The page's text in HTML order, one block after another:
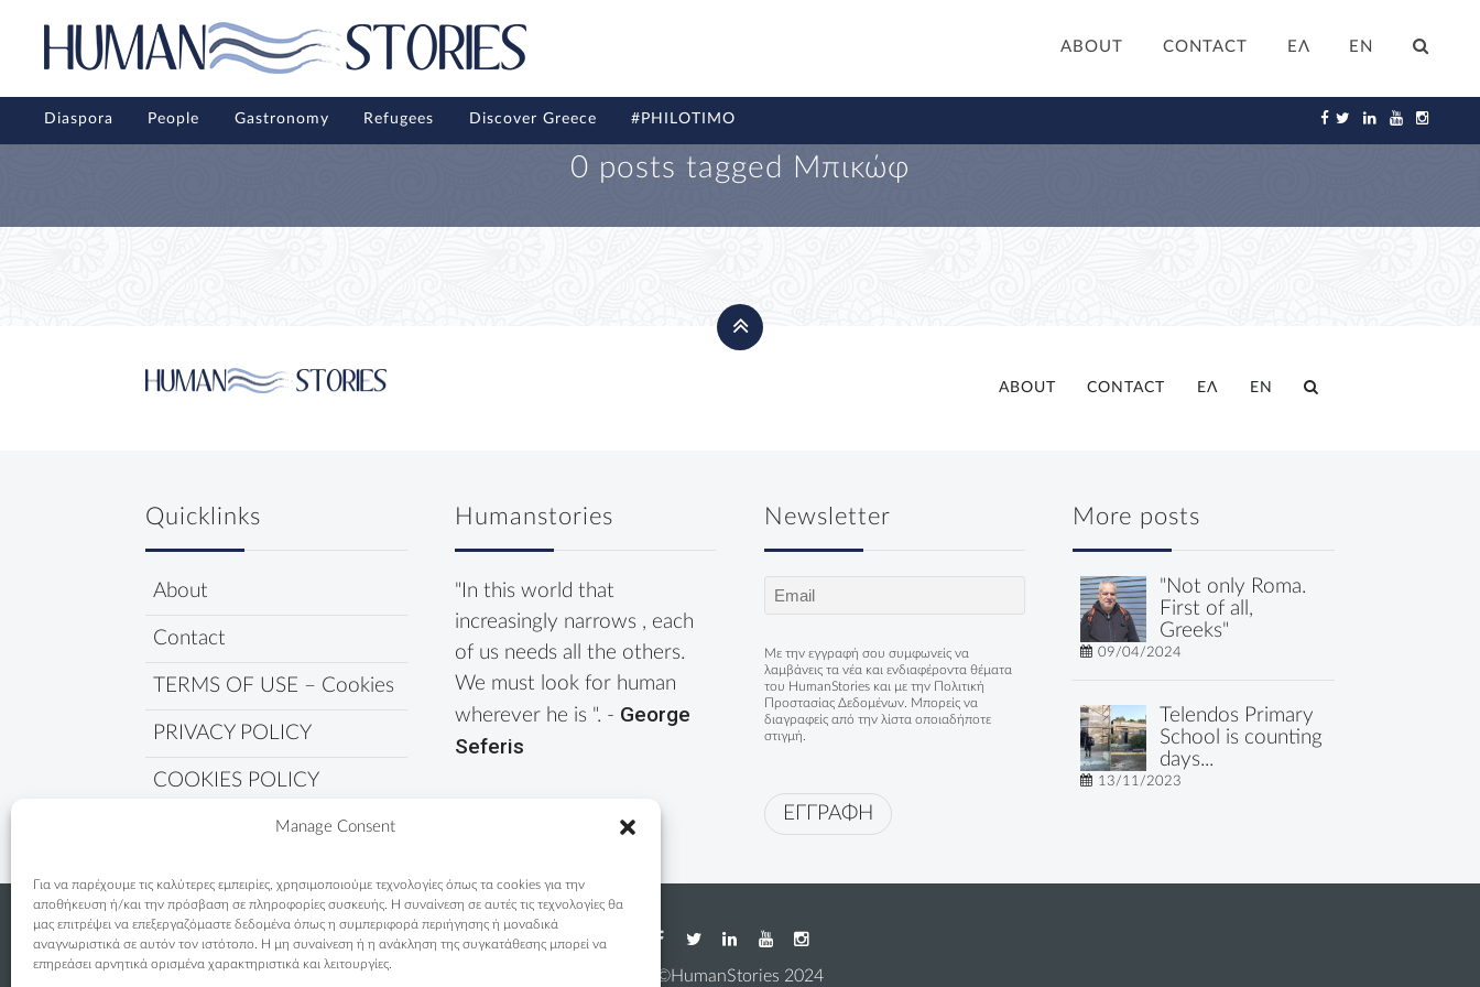
Manage Consent
Για να παρέχουμε τις καλύτερες εμπειρίες, χρησιμοποιούμε τεχνολογίες όπως τα cookies για την
αποθήκευση ή/και την πρόσβαση σε πληροφορίες συσκευής. Η συναίνεση σε αυτές τις τεχνολογίες θα
μας επιτρέψει να επεξεργαζόμαστε δεδομένα όπως η συμπεριφορά περιήγησης ή μοναδικά
αναγνωριστικά σε αυτόν τον ιστότοπο. Η μη συναίνεση ή η ανάκληση της συγκατάθεσης μπορεί να
επηρεάσει αρνητικά ορισμένα χαρακτηριστικά και λειτουργίες.
ABOUT CONTACT ΕΛ ΕΝ
Diaspora People Gastronomy Refugees Discover Greece #PHILOTIMO
0 posts tagged Μπικώφ
ABOUT CONTACT ΕΛ ΕΝ
Quicklinks
About
Contact
TERMS OF USE – Cookies
PRIVACY POLICY
COOKIES POLICY
Humanstories
"In this world that
increasingly narrows , each
of us needs all the others.
We must look for human
wherever he is ". - George
Seferis
Newsletter
Email (Required)
Με την εγγραφή σου συμφωνείς να
λαμβάνεις τα νέα και ενδιαφέροντα θέματα
του HumanStories και με την Πολιτική
Προστασίας Δεδομένων. Μπορείς να
διαγραφείς από την λίστα οποιαδήποτε
στιγμή.
ΕΓΓΡΑΦΗ
More posts
"Not only Roma.
First of all,
Greeks"
09/04/2024
Telendos Primary
School is counting
days...
13/11/2023
©HumanStories 2024